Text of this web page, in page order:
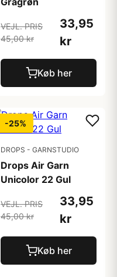
VEJL. PRIS
45,00 kr
33,95
kr
Køb her
-25%
DROPS - GARNSTUDIO
Drops Air Garn
Unicolor 22 Gul
VEJL. PRIS
45,00 kr
33,95
kr
Køb her